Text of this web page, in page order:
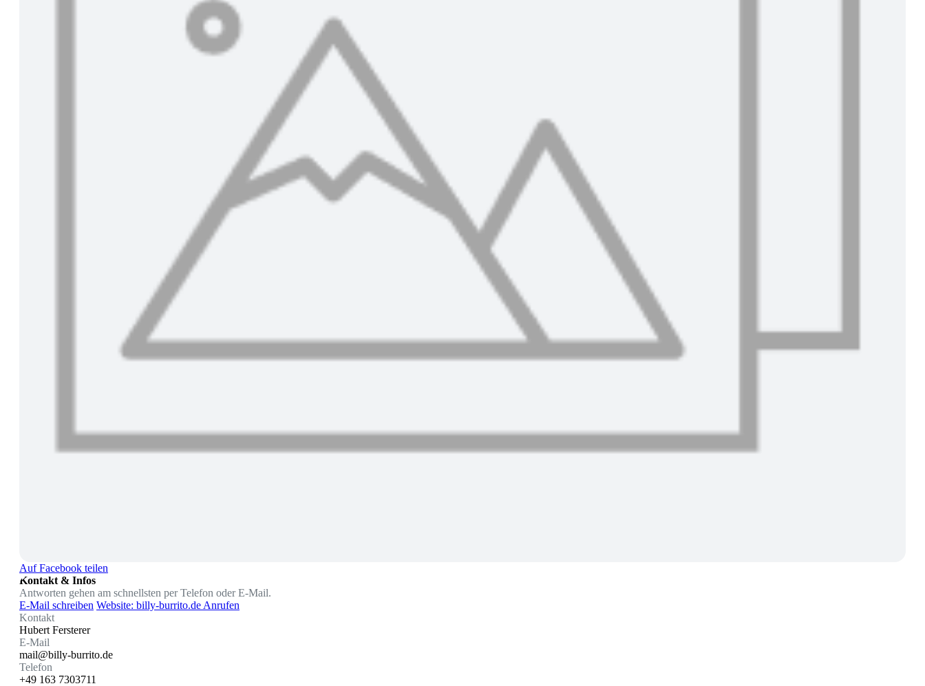
Auf Facebook teilen
Kontakt & Infos
Antworten gehen am schnellsten per Telefon oder E-Mail.
E-Mail schreiben Website: billy-burrito.de Anrufen
Kontakt
Hubert Fersterer
E-Mail
mail@billy-burrito.de
Telefon
+49 163 7303711